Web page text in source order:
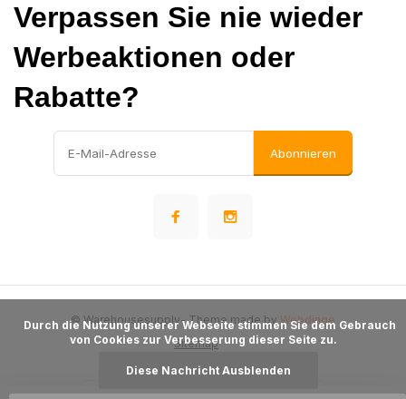
Verpassen Sie nie wieder
Werbeaktionen oder
Rabatte?
Abonnieren
Sitemap
© Warehousesupply- Theme made by Webdinge
von Cookies zur Verbesserung dieser Seite zu.
Diese Nachricht Ausblenden